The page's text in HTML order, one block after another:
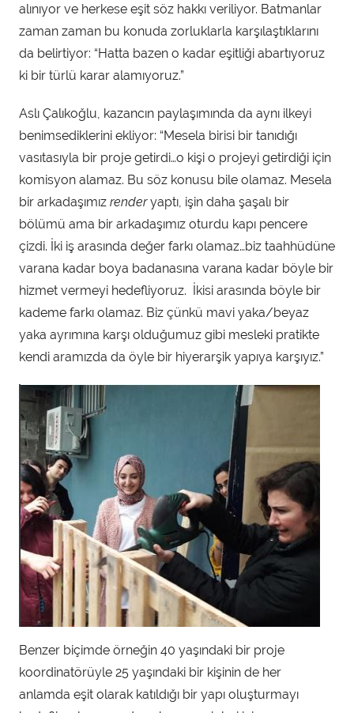
alınıyor ve herkese eşit söz hakkı veriliyor. Batmanlar
zaman zaman bu konuda zorluklarla karşılaştıklarını
da belirtiyor: “Hatta bazen o kadar eşitliği abartıyoruz
ki bir türlü karar alamıyoruz.”
Aslı Çalıkoğlu, kazancın paylaşımında da aynı ilkeyi
benimsediklerini ekliyor: “Mesela birisi bir tanıdığı
vasıtasıyla bir proje getirdi…o kişi o projeyi getirdiği için
komisyon alamaz. Bu söz konusu bile olamaz. Mesela
bir arkadaşımız renderyaptı, işin daha şaşalı bir
bölümü ama bir arkadaşımız oturdu kapı pencere
çizdi. İki iş arasında değer farkı olamaz…biz taahhüdüne
varana kadar boya badanasına varana kadar böyle bir
hizmet vermeyi hedefliyoruz. İkisi arasında böyle bir
kademe farkı olamaz. Biz çünkü mavi yaka/beyaz
yaka ayrımına karşı olduğumuz gibi mesleki pratikte
kendi aramızda da öyle bir hiyerarşik yapıya karşıyız.”
Benzer biçimde örneğin 40 yaşındaki bir proje
koordinatörüyle 25 yaşındaki bir kişinin de her
anlamda eşit olarak katıldığı bir yapı oluşturmayı